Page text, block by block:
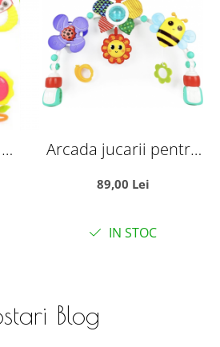
Arcada jucarii pentru
zornaitoare si functii
89,00 Lei
IN STOC
Blog